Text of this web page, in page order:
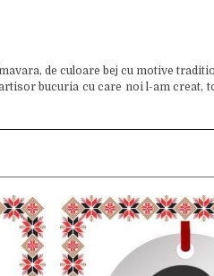
de culoare bej cu motive
bucuria cu care noi l-am creat,